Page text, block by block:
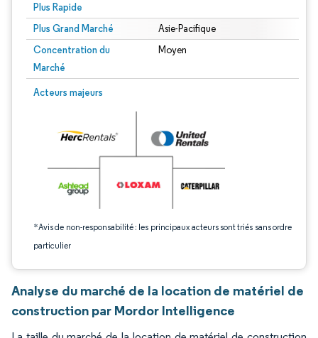
Plus Rapide
Plus Grand Marché Asie-Pacifique
Concentration du
Marché
Moyen
Acteurs majeurs
*Avis de non-responsabilité : les principaux acteurs sont triés sans ordre
particulier
Image © Mordor Intelligence. La réutilisation nécessite une attribution sous CC
Analyse du marché de la location de matériel de
construction par Mordor Intelligence